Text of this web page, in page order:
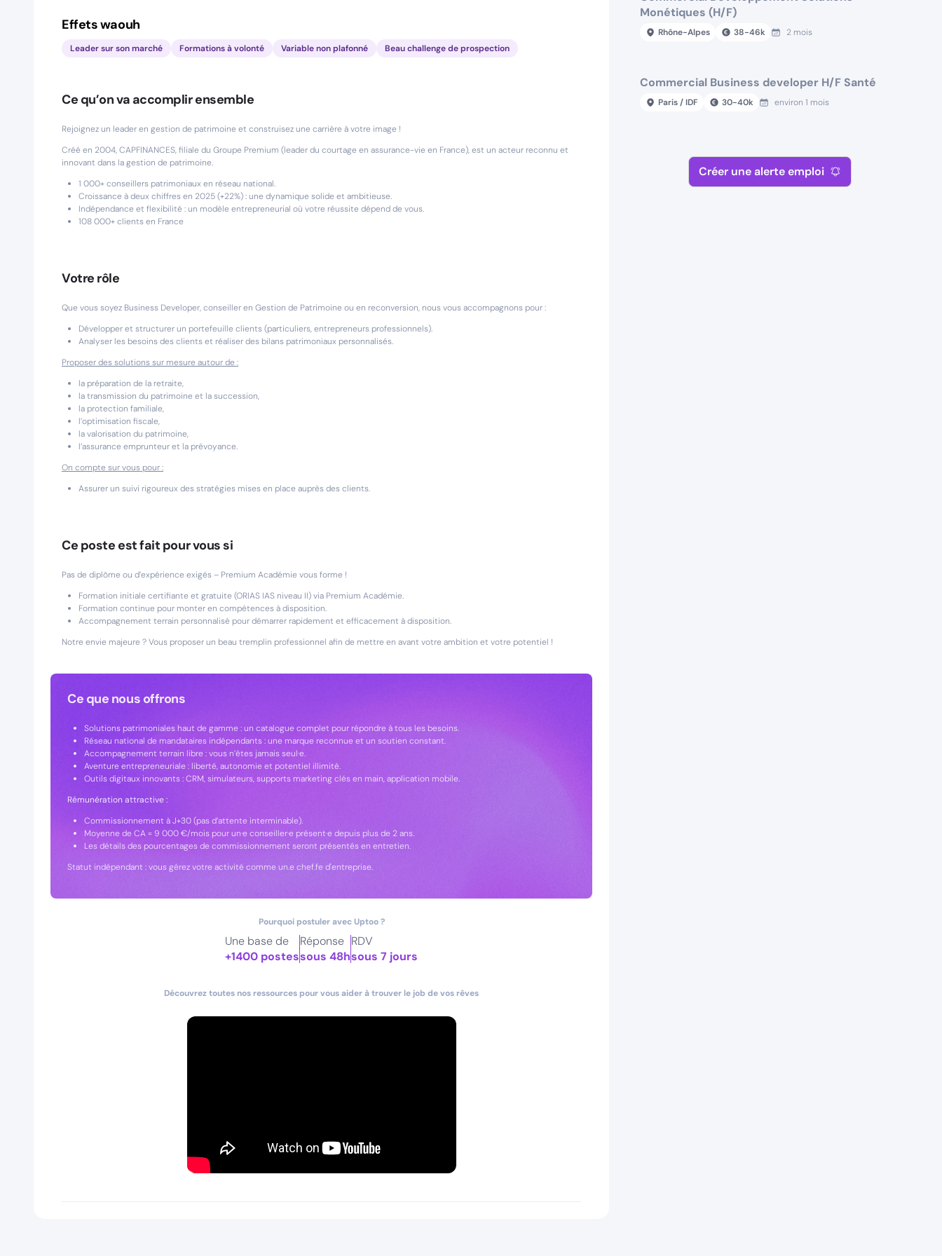
Effets waouh
Leader sur son marché Formations à volonté Variable non plafonné Beau challenge de prospection
Ce qu’on va accomplir ensemble
Rejoignez un leader en gestion de patrimoine et construisez une carrière à votre image !
Créé en 2004, CAPFINANCES, filiale du Groupe Premium (leader du courtage en assurance-vie en France), est un acteur reconnu et
innovant dans la gestion de patrimoine.
1 000+ conseillers patrimoniaux en réseau national.
Croissance à deux chiffres en 2025 (+22%) : une dynamique solide et ambitieuse.
Indépendance et flexibilité : un modèle entrepreneurial où votre réussite dépend de vous.
108 000+ clients en France
Votre rôle
Que vous soyez Business Developer, conseiller en Gestion de Patrimoine ou en reconversion, nous vous accompagnons pour :
Développer et structurer un portefeuille clients (particuliers, entrepreneurs professionnels).
Analyser les besoins des clients et réaliser des bilans patrimoniaux personnalisés.
Proposer des solutions sur mesure autour de :
la préparation de la retraite,
la transmission du patrimoine et la succession,
la protection familiale,
l’optimisation fiscale,
la valorisation du patrimoine,
l’assurance emprunteur et la prévoyance.
On compte sur vous pour :
Assurer un suivi rigoureux des stratégies mises en place auprès des clients.
Ce poste est fait pour vous si
Pas de diplôme ou d’expérience exigés – Premium Académie vous forme !
Formation initiale certifiante et gratuite (ORIAS IAS niveau II) via Premium Académie.
Formation continue pour monter en compétences à disposition.
Accompagnement terrain personnalisé pour démarrer rapidement et efficacement à disposition.
Notre envie majeure ? Vous proposer un beau tremplin professionnel afin de mettre en avant votre ambition et votre potentiel !
Ce que nous offrons
Solutions patrimoniales haut de gamme : un catalogue complet pour répondre à tous les besoins.
Réseau national de mandataires indépendants : une marque reconnue et un soutien constant.
Accompagnement terrain libre : vous n’êtes jamais seul·e.
Aventure entrepreneuriale : liberté, autonomie et potentiel illimité.
Outils digitaux innovants : CRM, simulateurs, supports marketing clés en main, application mobile.
Rémunération attractive :
Commissionnement à J+30 (pas d’attente interminable).
Moyenne de CA = 9 000 €/mois pour un·e conseiller·e présent·e depuis plus de 2 ans.
Les détails des pourcentages de commissionnement seront présentés en entretien.
Statut indépendant : vous gérez votre activité comme un.e chef.fe d'entreprise.
Pourquoi postuler avec Uptoo ?
Une base de
+1400 postes
Réponse
sous 48h
RDV
sous 7 jours
Découvrez toutes nos ressources pour vous aider à trouver le job de vos rêves
Monétiques (H/F)
Rhône-Alpes 38-46k 2 mois
Commercial Business developer H/F Santé
Paris / IDF 30-40k environ 1 mois
Créer une alerte emploi